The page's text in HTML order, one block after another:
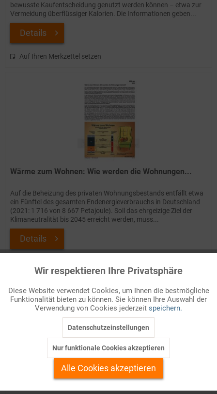
bewusste Kaufentscheidung genutzt werden können – etwa zur
Vermeidung überflüssiger Kalorien. Die Informationen geben...
Details
Auf Ihren Merkzettel setzen
Wärme zum Wohnen: Wie werden die Wohnungen...
Auf die Beheizung des privaten Wohnungsbestands entfällt etwa
ein Fünftel des gesamten Endenergieverbrauchs in Deutschland
(2021: 1 716 von 8 667 Petajoule). Soll das ehrgeizige Ziel der
Klimaneutralität bis 2045 erreicht werden, muss...
Details
Administrierte Preise
Funktionale Aktiv
Marketing Inaktiv
Personalisierung Inaktiv
Service
Wir respektieren Ihre Privatsphäre
Diese Website verwendet Cookies, um Ihnen die bestmögliche
Funktionalität bieten zu können. Sie können Ihre Auswahl der
Verwendung von Cookies jederzeit speichern.
Datenschutzeinstellungen
Nur funktionale Cookies akzeptieren
Alle Cookies akzeptieren